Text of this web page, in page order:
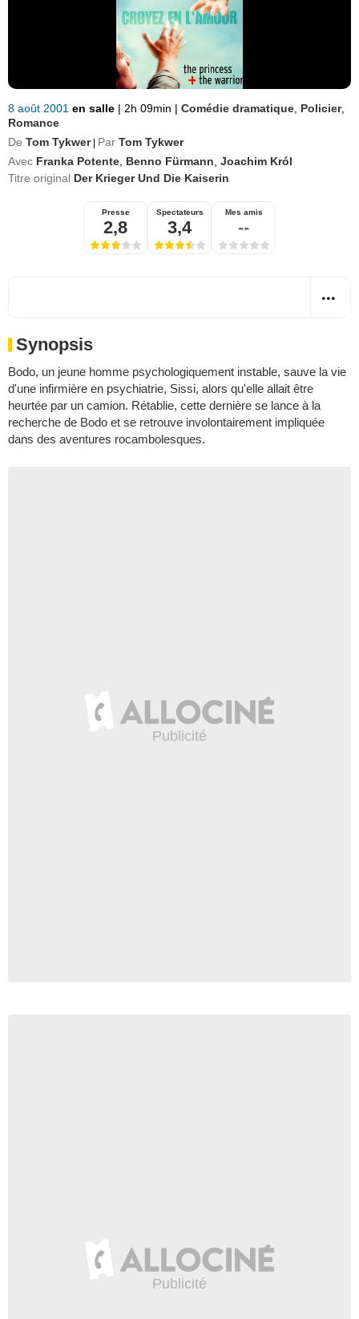
8 août 2001 en salle | 2h 09min | Comédie dramatique Policier,
Romance
De Tom Tykwer Par Tom Tykwer
Avec Franka Potente Benno Fürmann Joachim Król
Titre original Der Krieger Und Die Kaiserin
Presse
2,8
Spectateurs
3,4
Mes amis
--
Synopsis
Bodo, un jeune homme psychologiquement instable, sauve la vie
d'une infirmière en psychiatrie, Sissi, alors qu'elle allait être
heurtée par un camion. Rétablie, cette dernière se lance à la
recherche de Bodo et se retrouve involontairement impliquée
dans des aventures rocambolesques.